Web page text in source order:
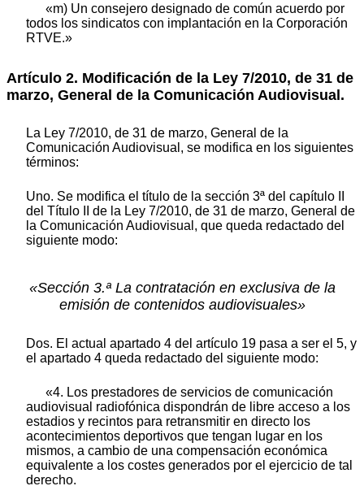
«m) Un consejero designado de común acuerdo por
todos los sindicatos con implantación en la Corporación
RTVE.»
Artículo 2. Modificación de la Ley 7/2010, de 31 de
marzo, General de la Comunicación Audiovisual.
La Ley 7/2010, de 31 de marzo, General de la
Comunicación Audiovisual, se modifica en los siguientes
términos:
Uno. Se modifica el título de la sección 3ª del capítulo II
del Título II de la Ley 7/2010, de 31 de marzo, General de
la Comunicación Audiovisual, que queda redactado del
siguiente modo:
«Sección 3.ª La contratación en exclusiva de la
emisión de contenidos audiovisuales»
Dos. El actual apartado 4 del artículo 19 pasa a ser el 5, y
el apartado 4 queda redactado del siguiente modo:
«4. Los prestadores de servicios de comunicación
audiovisual radiofónica dispondrán de libre acceso a los
estadios y recintos para retransmitir en directo los
acontecimientos deportivos que tengan lugar en los
mismos, a cambio de una compensación económica
equivalente a los costes generados por el ejercicio de tal
derecho.